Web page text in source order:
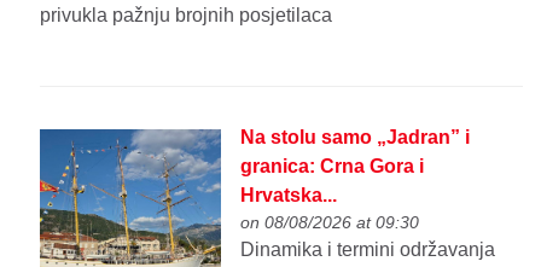
privukla pažnju brojnih posjetilaca
Na stolu samo „Jadran” i
granica: Crna Gora i
Hrvatska...
on 08/08/2026 at 09:30
Dinamika i termini održavanja